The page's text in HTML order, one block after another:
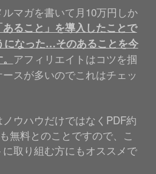
マガを書いて月10万円しか
あること」を導入したことで
になった…そのあることを今
アフィリエイトはコツを掴
スが多いのでこれはチェッ
ウハウだけではなくPDF約
無料とのことですので、こ
取り組む方にもオススメで